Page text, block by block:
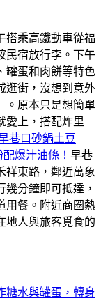
搭乘高鐵動車從福
民宿放行李。下午
罐蛋和肉餅等特色
逛街，沒想到意外
。原本只是想簡單
愛上，搭配炸里
巷口砂鍋土豆
爆汁油條！ 早巷
祥東路，鄰近萬象
分鐘即可抵達，
用餐。附近商圈熱
地人與旅客覓食的
糖水與罐蛋，轉身